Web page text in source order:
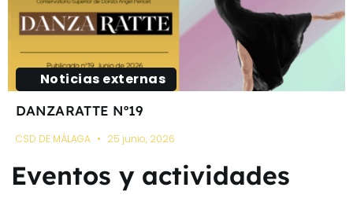
Noticias externas
DANZARATTE Nº19
CSD DE MÁLAGA 25 junio, 2026
Eventos y actividades